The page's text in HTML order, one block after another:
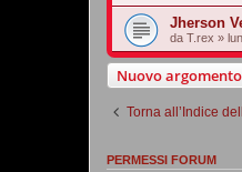
Jherson
da T.rex »
Nuovo argomento
Torna all’Indice
PERMESSI FORUM